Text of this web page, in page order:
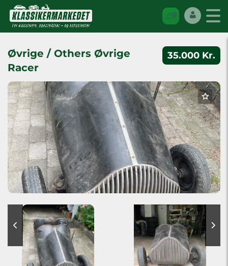
35.000 Kr.
Øvrige / Others Øvrige
Racer